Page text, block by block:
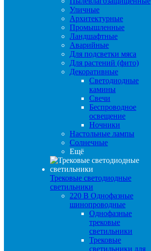
Уличные
Архитектурные
Промышленные
Ландшафтные
Аварийные
Для подсветки мяса
Для растений (фито)
Декоративные
Светодиодные
камины
Свечи
Беспроводное
освещение
Ночники
Настольные лампы
Солнечные
Ещё
Трековые светодиодные
светильники
220 B Однофазные
шинопроводные
Однофазные
трековые
светильники
Трековые
светильники для